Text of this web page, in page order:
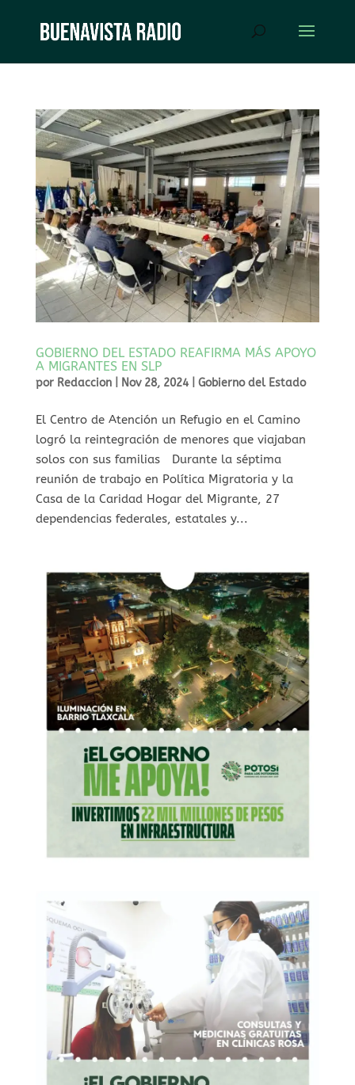
GOBIERNO DEL ESTADO REAFIRMA MÁS APOYO
A MIGRANTES EN SLP
por Redaccion| Nov 28, 2024| Gobierno del Estado
⁠El Centro de Atención un Refugio en el Camino
logró la reintegración de menores que viajaban
solos con sus familias Durante la séptima
reunión de trabajo en Política Migratoria y la
Casa de la Caridad Hogar del Migrante, 27
dependencias federales, estatales y...